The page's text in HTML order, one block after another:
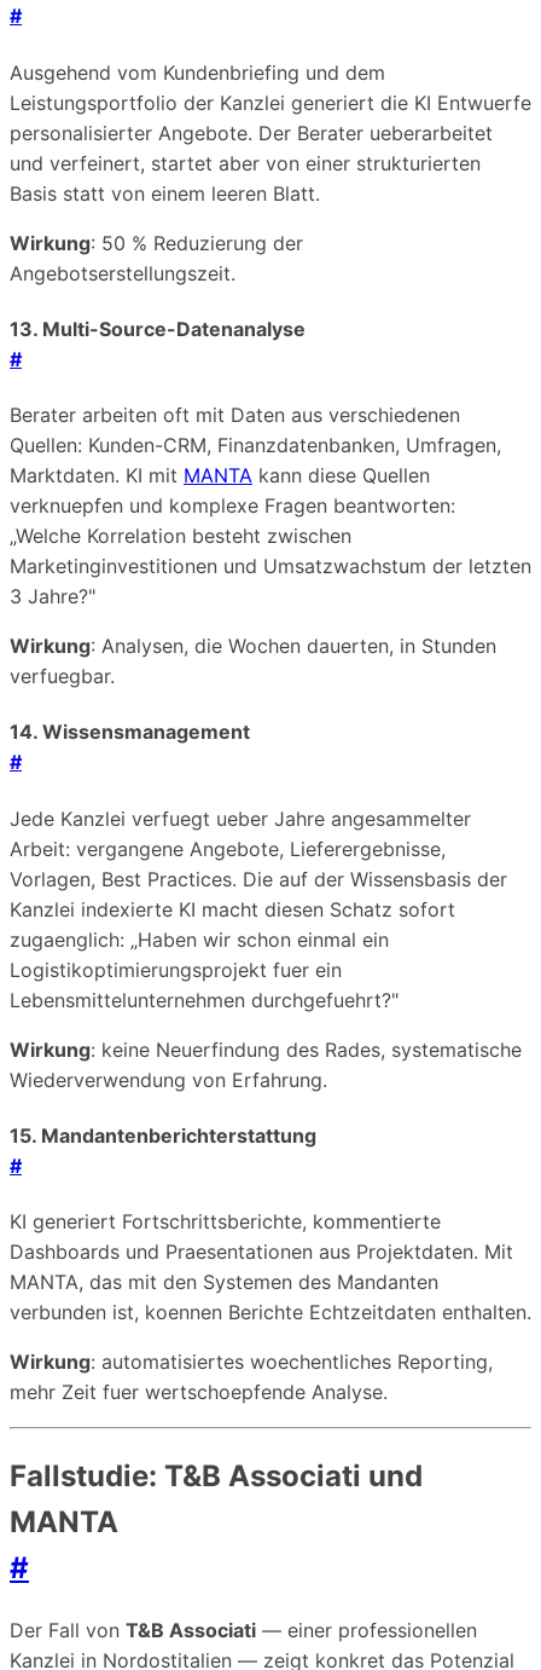
#
Ausgehend vom Kundenbriefing und dem
Leistungsportfolio der Kanzlei generiert die KI Entwuerfe
personalisierter Angebote. Der Berater ueberarbeitet
und verfeinert, startet aber von einer strukturierten
Basis statt von einem leeren Blatt.
Wirkung: 50 % Reduzierung der
Angebotserstellungszeit.
13. Multi-Source-Datenanalyse
#
Berater arbeiten oft mit Daten aus verschiedenen
Quellen: Kunden-CRM, Finanzdatenbanken, Umfragen,
Marktdaten. KI mit MANTA kann diese Quellen
verknuepfen und komplexe Fragen beantworten:
„Welche Korrelation besteht zwischen
Marketinginvestitionen und Umsatzwachstum der letzten
3 Jahre?"
Wirkung: Analysen, die Wochen dauerten, in Stunden
verfuegbar.
14. Wissensmanagement
#
Jede Kanzlei verfuegt ueber Jahre angesammelter
Arbeit: vergangene Angebote, Lieferergebnisse,
Vorlagen, Best Practices. Die auf der Wissensbasis der
Kanzlei indexierte KI macht diesen Schatz sofort
zugaenglich: „Haben wir schon einmal ein
Logistikoptimierungsprojekt fuer ein
Lebensmittelunternehmen durchgefuehrt?"
Wirkung: keine Neuerfindung des Rades, systematische
Wiederverwendung von Erfahrung.
15. Mandantenberichterstattung
#
KI generiert Fortschrittsberichte, kommentierte
Dashboards und Praesentationen aus Projektdaten. Mit
MANTA, das mit den Systemen des Mandanten
verbunden ist, koennen Berichte Echtzeitdaten enthalten.
Wirkung: automatisiertes woechentliches Reporting,
mehr Zeit fuer wertschoepfende Analyse.
Fallstudie: T&B Associati und
MANTA
#
Der Fall von T&B Associati — einer professionellen
Kanzlei in Nordostitalien — zeigt konkret das Potenzial